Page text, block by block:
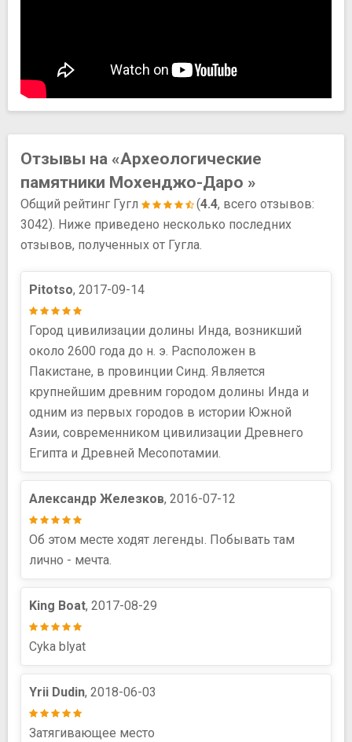
Отзывы на «Археологические
памятники Мохенджо-Даро »
Общий рейтинг Гугл (4.4, всего отзывов:
3042). Ниже приведено несколько последних
отзывов, полученных от Гугла.
Pitotso, 2017-09-14
Город цивилизации долины Инда, возникший
около 2600 года до н. э. Расположен в
Пакистане, в провинции Синд. Является
крупнейшим древним городом долины Инда и
одним из первых городов в истории Южной
Азии, современником цивилизации Древнего
Египта и Древней Месопотамии.
Александр Железков, 2016-07-12
Об этом месте ходят легенды. Побывать там
лично - мечта.
King Boat, 2017-08-29
Cyka blyat
Yrii Dudin, 2018-06-03
Затягивающее место